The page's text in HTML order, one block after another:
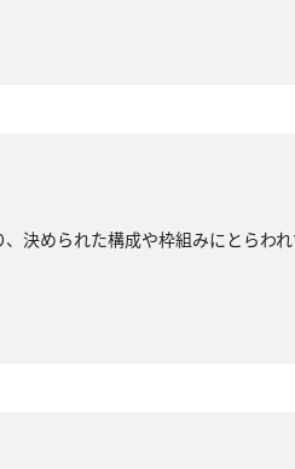
決められた構成や枠組みにとらわ